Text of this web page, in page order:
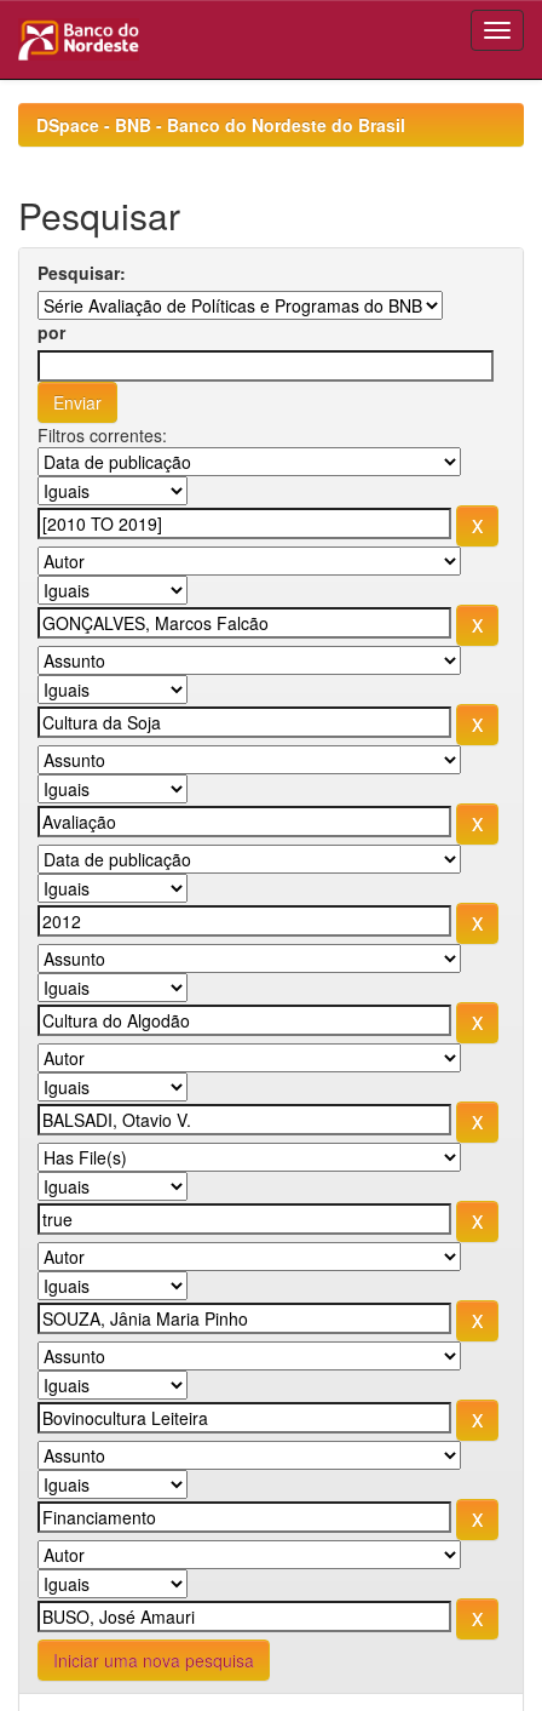
navigationDSpace - BNB - Banco do Nordeste do Brasil
Pesquisar
Pesquisar:
por
Filtros correntes:
Iniciar uma nova pesquisa